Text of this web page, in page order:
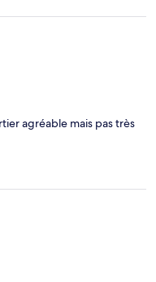
agréable mais pas très